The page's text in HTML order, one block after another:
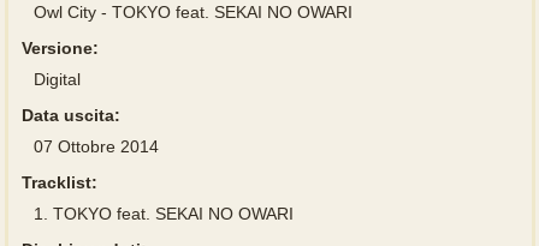
Owl City - TOKYO feat. SEKAI NO OWARI
Versione:
Digital
Data uscita:
07 Ottobre 2014
Tracklist:
1.
TOKYO feat. SEKAI NO OWARI